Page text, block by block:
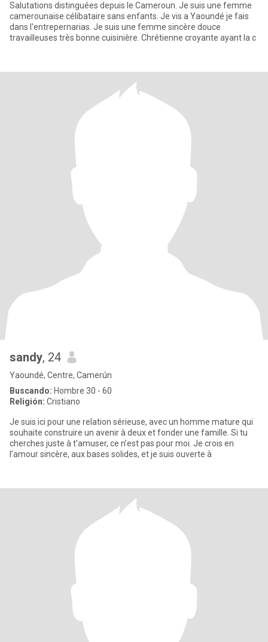
Salutations distinguées depuis le Cameroun. Je suis une femme
camerounaise célibataire sans enfants. Je vis a Yaoundé je fais
dans l'entrepernarias. Je suis une femme sincère douce
travailleuses très bonne cuisinière. Chrétienne croyante ayant la c
sandy, 24
Yaoundé, Centre, Camerún
Buscando: Hombre 30 - 60
Religión: Cristiano
Je suis ici pour une relation sérieuse, avec un homme mature qui
souhaite construire un avenir à deux et fonder une famille. Si tu
cherches juste à t’amuser, ce n’est pas pour moi. Je crois en
l’amour sincère, aux bases solides, et je suis ouverte à